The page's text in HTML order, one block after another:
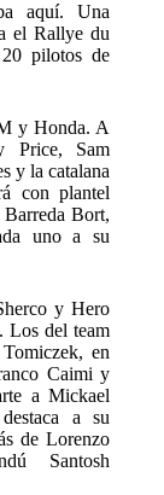
aquí. Una
el Rallye du
pilotos de
y Honda. A
Price, Sam
y la catalana
con plantel
Bort,
uno a su
y Hero
Los del team
en
Caimi y
a Mickael
a su
de Lorenzo
Santosh